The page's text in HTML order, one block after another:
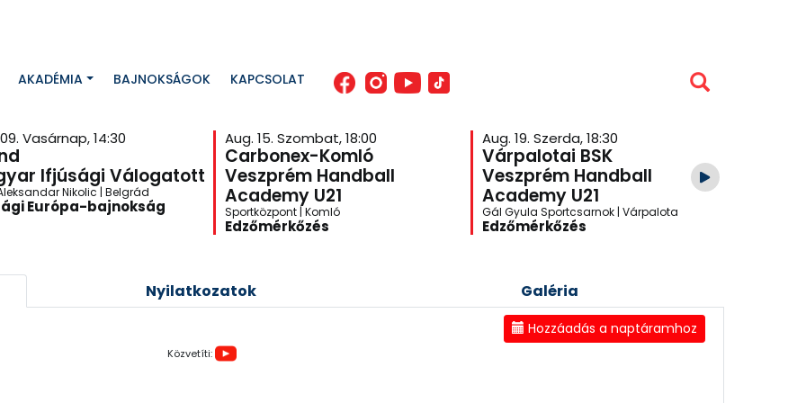
AKADÉMIA BAJNOKSÁGOK KAPCSOLAT
Vasárnap, 14:30
Ifjúsági Válogatott
Nikolic | Belgrád
Európa-bajnokság
Aug. 15. Szombat, 18:00
Carbonex-Komló
Veszprém Handball
Academy U21
Sportközpont | Komló
Edzőmérkőzés
Aug. 19. Szerda, 18:30
Várpalotai BSK
Veszprém Handball
Academy U21
Gál Gyula Sportcsarnok | Várpalota
Edzőmérkőzés
Nyilatkozatok Galéria
Hozzáadás a naptáramhoz
Közvetíti: